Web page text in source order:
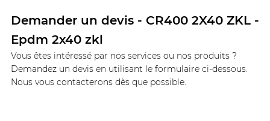
Demander un devis - CR400 2X40 ZKL -
Epdm 2x40 zkl
Vous êtes intéressé par nos services ou nos produits ?
Demandez un devis en utilisant le formulaire ci-dessous.
Nous vous contacterons dès que possible.